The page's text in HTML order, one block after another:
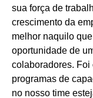
sua força de
crescimento da
melhor naquilo
oportunidade de
colaboradores.
programas de
no nosso time